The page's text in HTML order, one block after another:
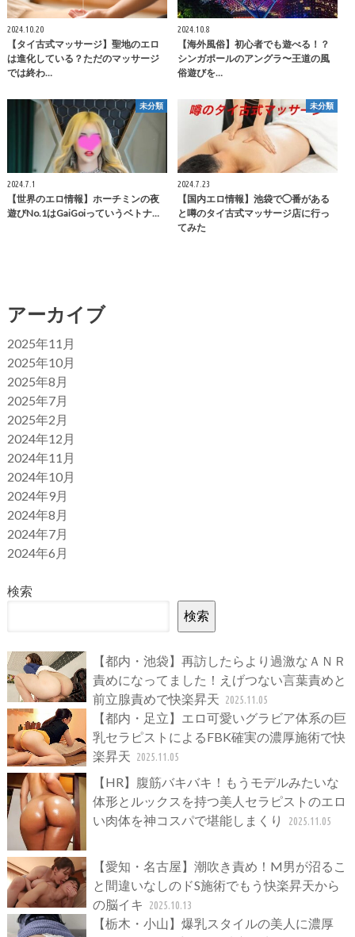
2024.10.20
【タイ古式マッサージ】聖地のエロ
は進化している？ただのマッサージ
では終わ…
2024.10.8
【海外風俗】初心者でも遊べる！？
シンガポールのアングラ〜王道の風
俗遊びを…
未分類
2024.7.1
【世界のエロ情報】ホーチミンの夜
遊びNo.1はGaiGoiっていうベトナ…
未分類
2024.7.23
【国内エロ情報】池袋で◯番がある
と噂のタイ古式マッサージ店に行っ
てみた
アーカイブ
2025年11月
2025年10月
2025年8月
2025年7月
2025年2月
2024年12月
2024年11月
2024年10月
2024年9月
2024年8月
2024年7月
2024年6月
検索
検索
【都内・池袋】再訪したらより過激なＡＮＲ
責めになってました！えげつない言葉責めと
前立腺責めで快楽昇天 2025.11.05
【都内・足立】エロ可愛いグラビア体系の巨
乳セラピストによるFBK確実の濃厚施術で快
楽昇天 2025.11.05
【HR】腹筋バキバキ！もうモデルみたいな
体形とルックスを持つ美人セラピストのエロ
い肉体を神コスパで堪能しまくり
2025.11.05
【愛知・名古屋】潮吹き責め！M男が沼るこ
と間違いなしのドS施術でもう快楽昇天から
の脳イキ
2025.10.13
【栃木・小山】爆乳スタイルの美人に濃厚